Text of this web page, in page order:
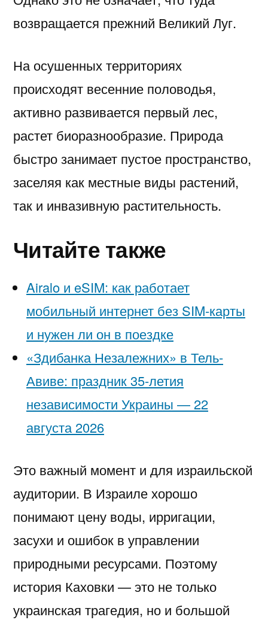
возвращается прежний Великий Луг.
На осушенных территориях
происходят весенние половодья,
активно развивается первый лес,
растет биоразнообразие. Природа
быстро занимает пустое пространство,
заселяя как местные виды растений,
так и инвазивную растительность.
Читайте также
Airalo и eSIM: как работает
мобильный интернет без SIM-карты
и нужен ли он в поездке
«Здибанка Незалежних» в Тель-
Авиве: праздник 35-летия
независимости Украины — 22
августа 2026
Это важный момент и для израильской
аудитории. В Израиле хорошо
понимают цену воды, ирригации,
засухи и ошибок в управлении
природными ресурсами. Поэтому
история Каховки — это не только
украинская трагедия, но и большой